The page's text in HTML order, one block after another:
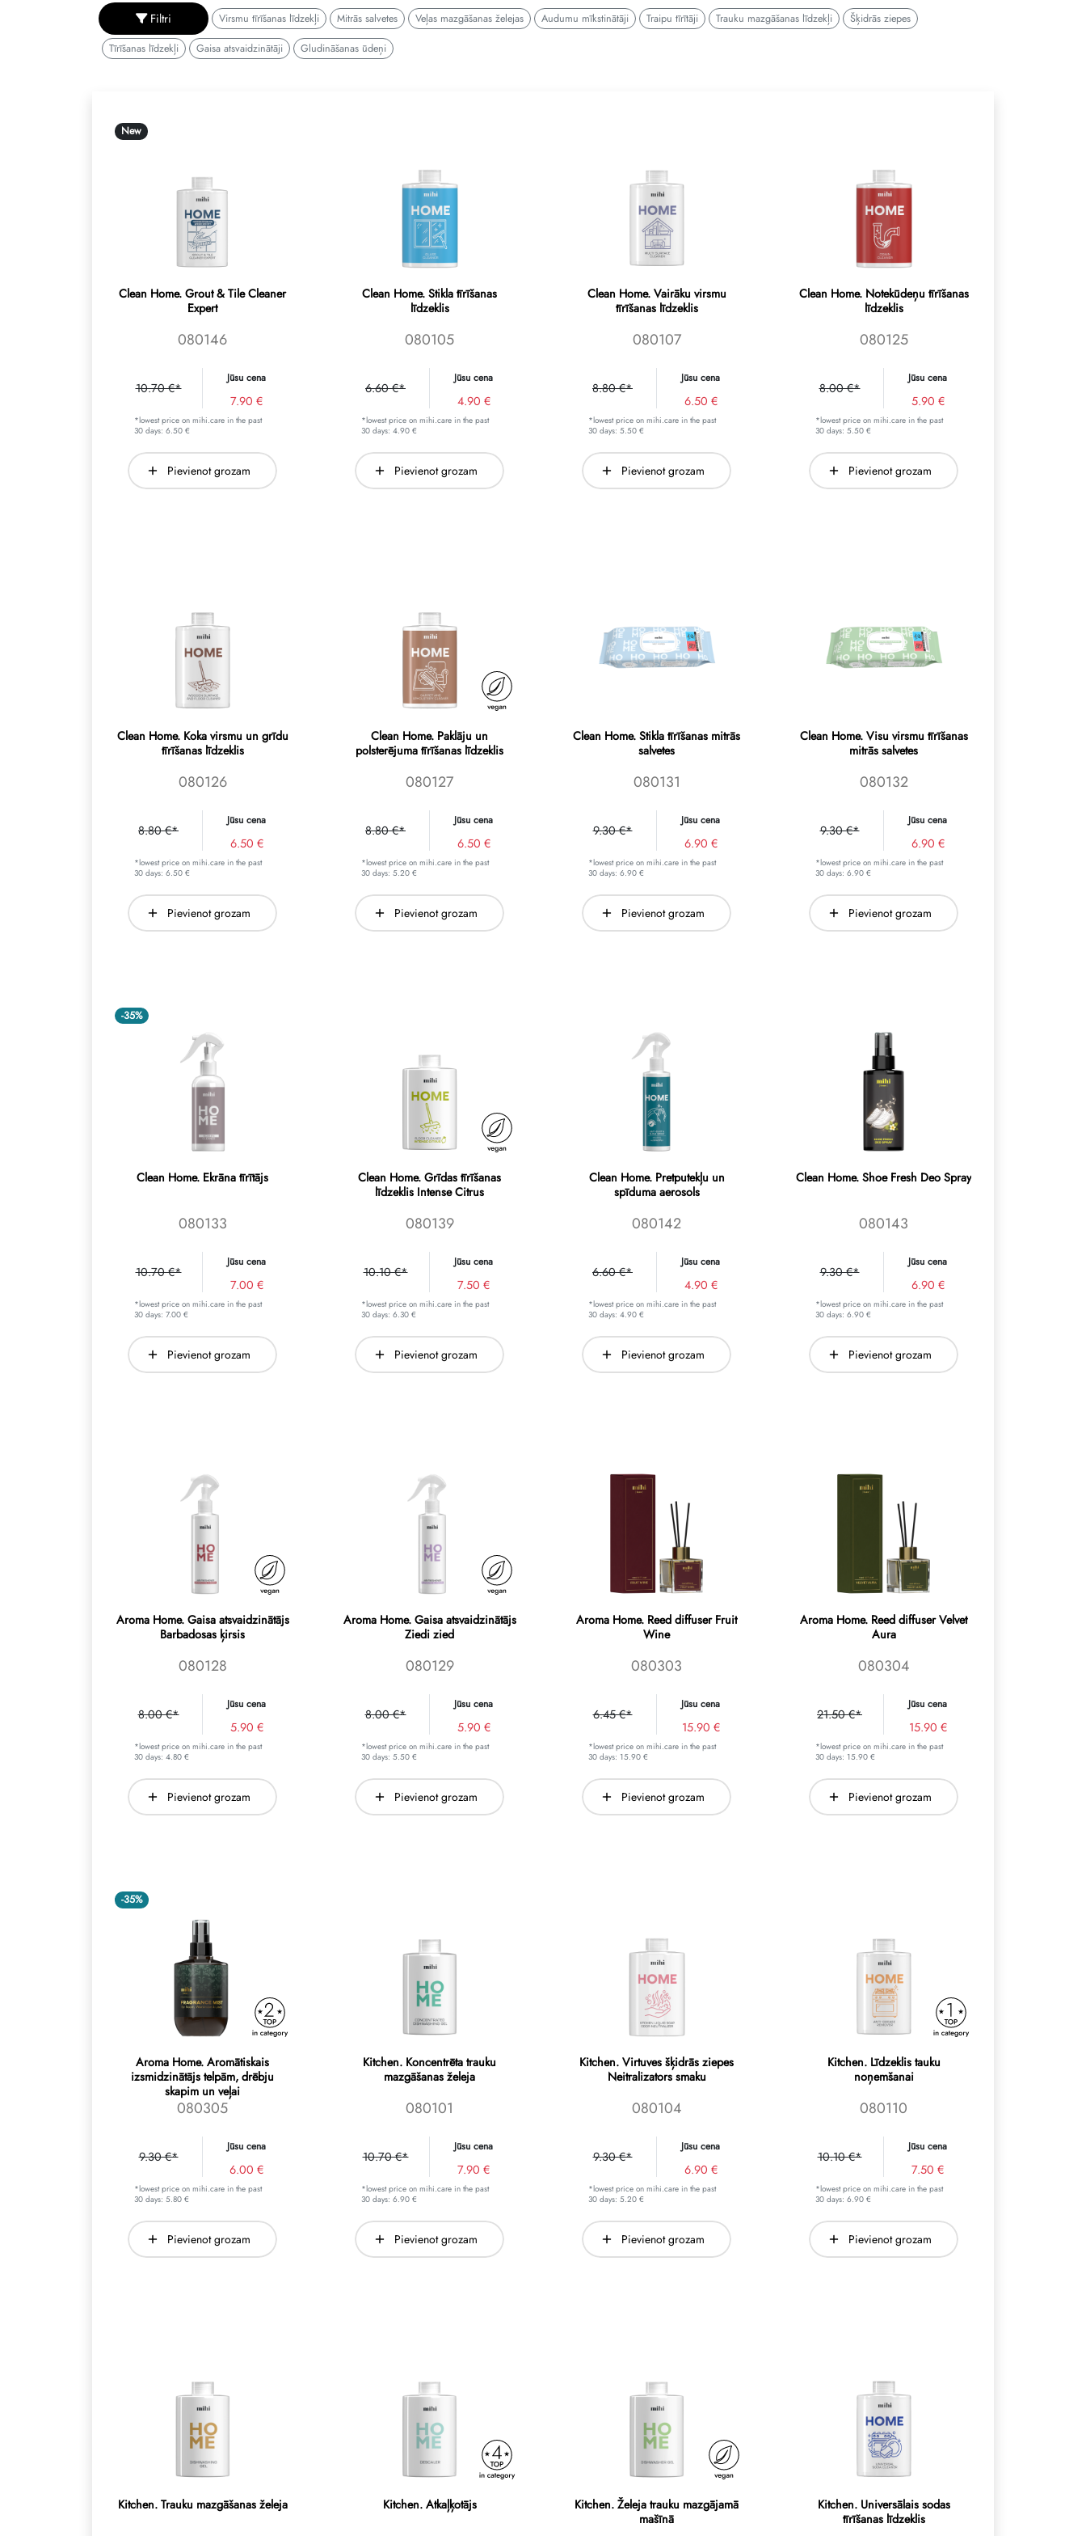
Filtri Virsmu tīrīšanas līdzekļi Mitrās salvetes Veļas mazgāšanas želejas Audumu mīkstinātāji Traipu tīrītāji Trauku mazgāšanas līdzekļi Šķidrās ziepes
Tīrīšanas līdzekļi Gaisa atsvaidzinātāji Gludināšanas ūdeņi
New
Clean Home. Grout & Tile Cleaner
Expert
080146
10.70 €*
Jūsu cena
7.90 €
*lowest price on mihi.care in the past
30 days: 6.50 €
Pievienot grozam
Clean Home. Stikla tīrīšanas
līdzeklis
080105
6.60 €*
Jūsu cena
4.90 €
*lowest price on mihi.care in the past
30 days: 4.90 €
Pievienot grozam
Clean Home. Vairāku virsmu
tīrīšanas līdzeklis
080107
8.80 €*
Jūsu cena
6.50 €
*lowest price on mihi.care in the past
30 days: 5.50 €
Pievienot grozam
Clean Home. Notekūdeņu tīrīšanas
līdzeklis
080125
8.00 €*
Jūsu cena
5.90 €
*lowest price on mihi.care in the past
30 days: 5.50 €
Pievienot grozam
Clean Home. Koka virsmu un grīdu
tīrīšanas līdzeklis
080126
8.80 €*
Jūsu cena
6.50 €
*lowest price on mihi.care in the past
30 days: 6.50 €
Pievienot grozam
Clean Home. Paklāju un
polsterējuma tīrīšanas līdzeklis
080127
8.80 €*
Jūsu cena
6.50 €
*lowest price on mihi.care in the past
30 days: 5.20 €
Pievienot grozam
Clean Home. Stikla tīrīšanas mitrās
salvetes
080131
9.30 €*
Jūsu cena
6.90 €
*lowest price on mihi.care in the past
30 days: 6.90 €
Pievienot grozam
Clean Home. Visu virsmu tīrīšanas
mitrās salvetes
080132
9.30 €*
Jūsu cena
6.90 €
*lowest price on mihi.care in the past
30 days: 6.90 €
Pievienot grozam
-35%
Clean Home. Ekrāna tīrītājs
080133
10.70 €*
Jūsu cena
7.00 €
*lowest price on mihi.care in the past
30 days: 7.00 €
Pievienot grozam
Clean Home. Grīdas tīrīšanas
līdzeklis Intense Citrus
080139
10.10 €*
Jūsu cena
7.50 €
*lowest price on mihi.care in the past
30 days: 6.30 €
Pievienot grozam
Clean Home. Pretputekļu un
spīduma aerosols
080142
6.60 €*
Jūsu cena
4.90 €
*lowest price on mihi.care in the past
30 days: 4.90 €
Pievienot grozam
Clean Home. Shoe Fresh Deo Spray
080143
9.30 €*
Jūsu cena
6.90 €
*lowest price on mihi.care in the past
30 days: 6.90 €
Pievienot grozam
Aroma Home. Gaisa atsvaidzinātājs
Barbadosas ķirsis
080128
8.00 €*
Jūsu cena
5.90 €
*lowest price on mihi.care in the past
30 days: 4.80 €
Pievienot grozam
Aroma Home. Gaisa atsvaidzinātājs
Ziedi zied
080129
8.00 €*
Jūsu cena
5.90 €
*lowest price on mihi.care in the past
30 days: 5.50 €
Pievienot grozam
Aroma Home. Reed diffuser Fruit
Wine
080303
6.45 €*
Jūsu cena
15.90 €
*lowest price on mihi.care in the past
30 days: 15.90 €
Pievienot grozam
Aroma Home. Reed diffuser Velvet
Aura
080304
21.50 €*
Jūsu cena
15.90 €
*lowest price on mihi.care in the past
30 days: 15.90 €
Pievienot grozam
-35%
Aroma Home. Aromātiskais
izsmidzinātājs telpām, drēbju
skapim un veļai
080305
9.30 €*
Jūsu cena
6.00 €
*lowest price on mihi.care in the past
30 days: 5.80 €
Pievienot grozam
Kitchen. Koncentrēta trauku
mazgāšanas želeja
080101
10.70 €*
Jūsu cena
7.90 €
*lowest price on mihi.care in the past
30 days: 6.90 €
Pievienot grozam
Kitchen. Virtuves šķidrās ziepes
Neitralizators smaku
080104
9.30 €*
Jūsu cena
6.90 €
*lowest price on mihi.care in the past
30 days: 5.20 €
Pievienot grozam
Kitchen. Līdzeklis tauku
noņemšanai
080110
10.10 €*
Jūsu cena
7.50 €
*lowest price on mihi.care in the past
30 days: 6.90 €
Pievienot grozam
Kitchen. Trauku mazgāšanas želeja Kitchen. Atkaļķotājs
Kitchen. Želeja trauku mazgājamā
mašīnā
Kitchen. Universālais sodas
tīrīšanas līdzeklis